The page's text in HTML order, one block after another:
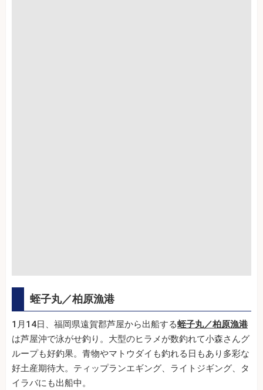
蛭子丸／柏原漁港
1月14日、福岡県遠賀郡芦屋から出船する蛭子丸／柏原漁港
は芦屋沖で泳がせ釣り。大型のヒラメが数釣れて小森さんグ
ループも好釣果。青物やマトウダイも釣れる日もあり多彩な
好土産期待大。ティップランエギング、ライトジギング、タ
イラバにも出船中。